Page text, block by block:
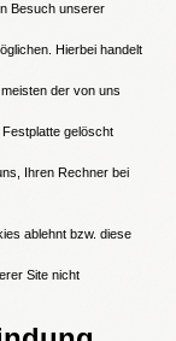
Besuch unserer
Hierbei handelt
der von uns
gelöscht
Ihren Rechner bei
ablehnt bzw. diese
Site nicht